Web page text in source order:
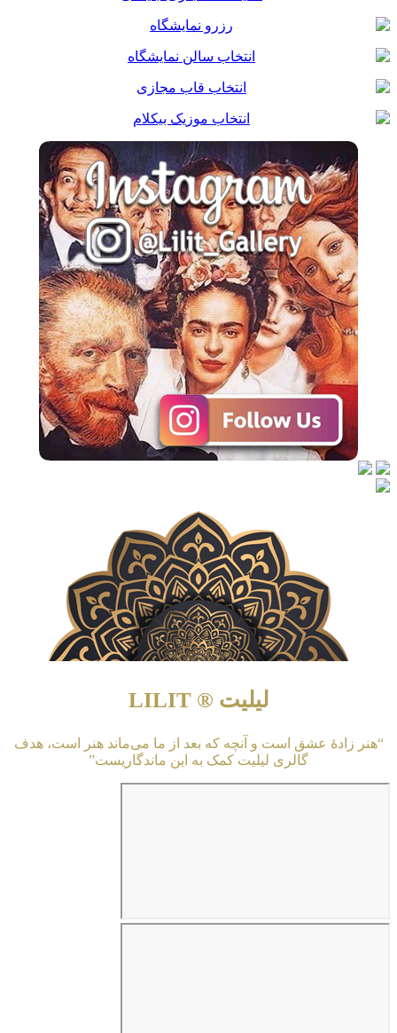
لیلیت ® LILIT
“هنر زادهٔ عشق است و آنچه که بعد از ما می‌ماند هنر است، هدف
گالری لیلیت کمک به این ماندگاریست”